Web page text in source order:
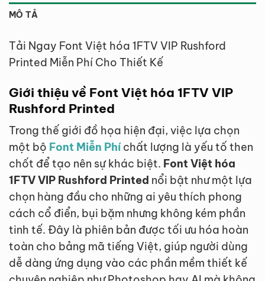
MÔ TẢ
Tải Ngay Font Việt hóa 1FTV VIP Rushford
Printed Miễn Phí Cho Thiết Kế
Giới thiệu về Font Việt hóa 1FTV VIP
Rushford Printed
Trong thế giới đồ họa hiện đại, việc lựa chọn
một bộ Font Miễn Phíchất lượng là yếu tố then
chốt để tạo nên sự khác biệt. Font Việt hóa
1FTV VIP Rushford Printed nổi bật như một lựa
chọn hàng đầu cho những ai yêu thích phong
cách cổ điển, bụi bặm nhưng không kém phần
tinh tế. Đây là phiên bản được tối ưu hóa hoàn
toàn cho bảng mã tiếng Việt, giúp người dùng
dễ dàng ứng dụng vào các phần mềm thiết kế